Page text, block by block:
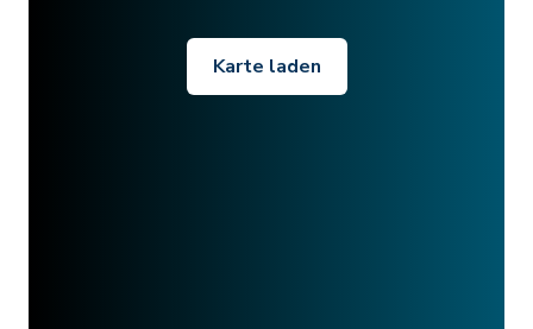
Karte laden